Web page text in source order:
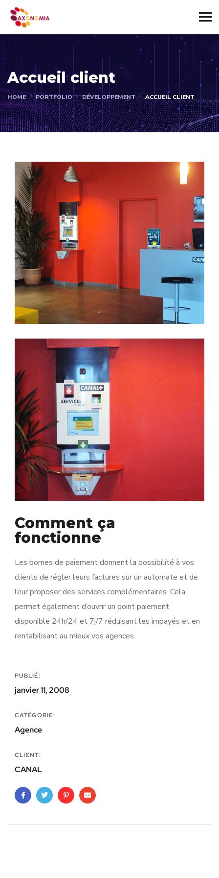
Accueil client
HOME PORTFOLIO DÉVELOPPEMENT ACCUEIL CLIENT
Comment ça
fonctionne
Les bornes de paiement donnent la possibilité à vos
clients de régler leurs factures sur un automate et de
leur proposer des services complémentaires. Cela
permet également d’ouvrir un point paiement
disponible 24h/24 et 7j/7 réduisant les impayés et en
rentabilisant au mieux vos agences.
PUBLIÉ:
janvier 11, 2008
CATÉGORIE:
Agence
CLIENT:
CANAL